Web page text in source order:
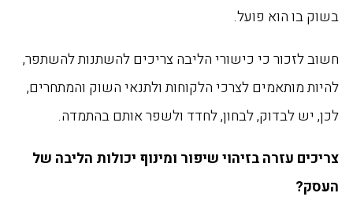
בשוק בו הוא פועל.
חשוב לזכור כי כישורי הליבה צריכים להשתנות להשתפר,
להיות מותאמים לצרכי הלקוחות ולתנאי השוק והמתחרים,
לכן, יש לבדוק, לבחון, לחדד ולשפר אותם בהתמדה.
צריכים עזרה בזיהוי שיפור ומינוף יכולות הליבה של
העסק?